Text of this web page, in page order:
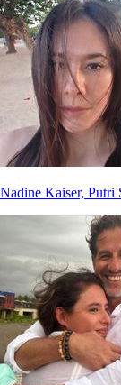
Nadine Kaiser, Putri